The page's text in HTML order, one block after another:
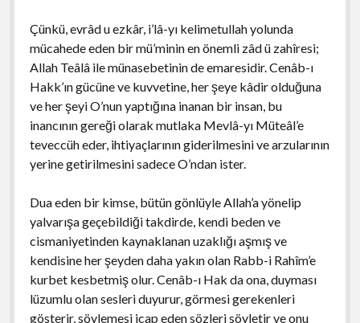
Çünkü, evrâd u ezkâr, i’lâ-yı kelimetullah yolunda
mücahede eden bir mü’minin en önemli zâd ü zahîresi;
Allah Teâlâ ile münasebetinin de emaresidir. Cenâb-ı
Hakk’ın gücüne ve kuvvetine, her şeye kâdir olduğuna
ve her şeyi O’nun yaptığına inanan bir insan, bu
inancının gereği olarak mutlaka Mevlâ-yı Müteâl’e
teveccüh eder, ihtiyaçlarının giderilmesini ve arzularının
yerine getirilmesini sadece O’ndan ister.
Dua eden bir kimse, bütün gönlüyle Allah’a yönelip
yalvarışa geçebildiği takdirde, kendi beden ve
cismaniyetinden kaynaklanan uzaklığı aşmış ve
kendisine her şeyden daha yakın olan Rabb-i Rahîm’e
kurbet kesbetmiş olur. Cenâb-ı Hak da ona, duyması
lüzumlu olan sesleri duyurur, görmesi gerekenleri
gösterir, söylemesi icap eden sözleri söyletir ve onu